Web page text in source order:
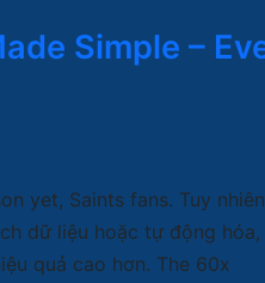
Simple –
yet, Saints fans. Tuy
dữ liệu hoặc tự động hóa,
quả cao hơn. The 60x